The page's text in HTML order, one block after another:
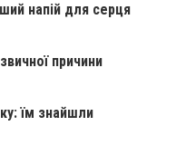
напій для серця
причини
їм знайшли